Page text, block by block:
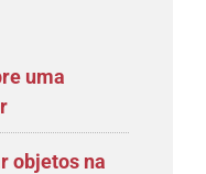
uma
objetos na